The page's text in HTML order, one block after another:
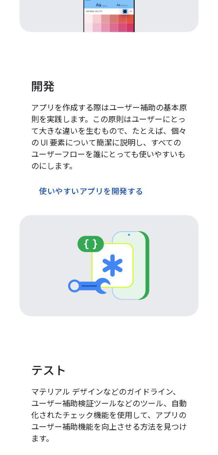
開発
アプリを作成する際はユーザー補助の基本原
則を実践します。この原則はユーザーにとっ
て大きな違いを生むもので、たとえば、個々
の UI 要素について簡潔に説明し、すべての
ユーザーフローを誰にとっても使いやすいも
のにします。
使いやすいアプリを開発する
テスト
マテリアル デザインなどのガイドライン、
ユーザー補助検証ツールなどのツール、自動
化されたチェック機能を使用して、アプリの
ユーザー補助機能を向上させる方法を見つけ
ます。